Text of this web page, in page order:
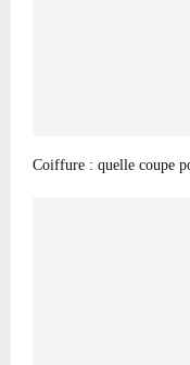
Coiffure : quelle coupe